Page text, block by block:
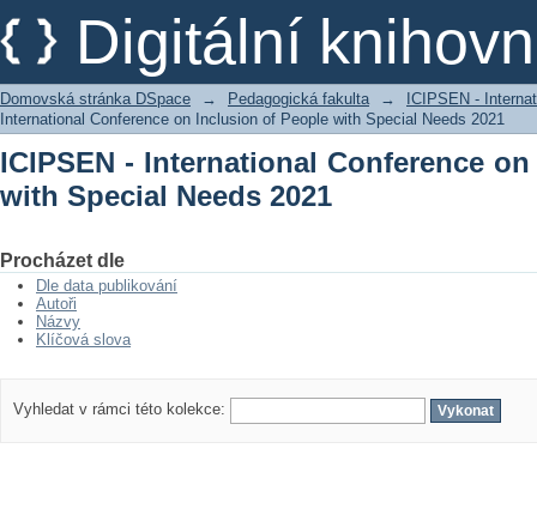
Digitální
ICIPSEN - International
2021
Domovská stránka DSpace → Pedagogická fakulta →
ICIPSEN -
International Conference on Inclusion of People with Special Needs 2021
ICIPSEN - International Conference
with Special Needs 2021
Procházet dle
Dle data publikování
Autoři
Názvy
Klíčová slova
Vyhledat v rámci této kolekce: